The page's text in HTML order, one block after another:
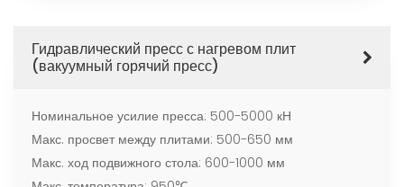
Гидравлический пресс с нагревом плит
(вакуумный горячий пресс)
Номинальное усилие пресса: 500-5000 кН
Макс. просвет между плитами: 500-650 мм
Макс. ход подвижного стола: 600-1000 мм